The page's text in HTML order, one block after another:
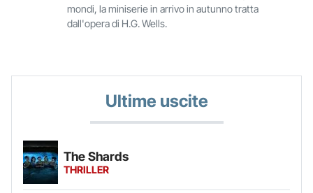
mondi, la miniserie in arrivo in autunno tratta
dall'opera di H.G. Wells.
Ultime uscite
The Shards
THRILLER